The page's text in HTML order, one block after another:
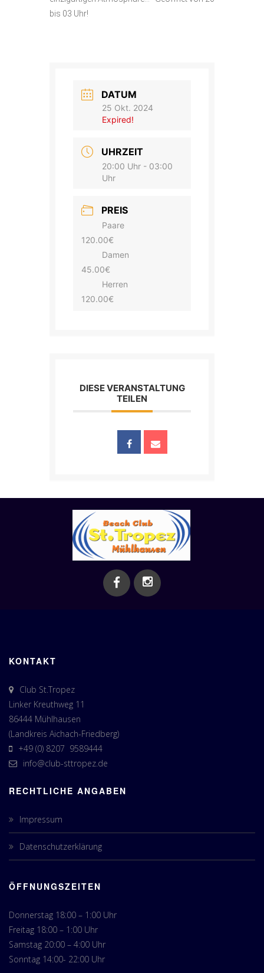
bis 03 Uhr!
DATUM
25 Okt. 2024
Expired!
UHRZEIT
20:00 Uhr - 03:00
Uhr
PREIS
Paare
120.00€
Damen
45.00€
Herren
120.00€
DIESE VERANSTALTUNG
TEILEN
KONTAKT
Club St.Tropez
Linker Kreuthweg 11
86444 Mühlhausen
(Landkreis Aichach-Friedberg)
+49 (0) 8207 9589444
info@club-sttropez.de
RECHTLICHE ANGABEN
Impressum
Datenschutzerklärung
ÖFFNUNGSZEITEN
Donnerstag 18:00 – 1:00 Uhr
Freitag 18:00 – 1:00 Uhr
Samstag 20:00 – 4:00 Uhr
Sonntag 14:00- 22:00 Uhr